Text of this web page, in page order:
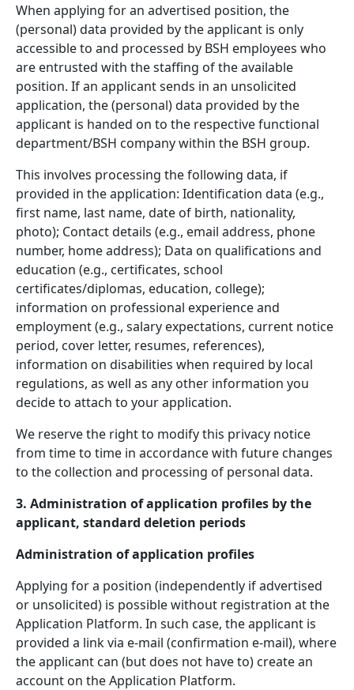
When applying for an advertised position, the
(personal) data provided by the applicant is only
accessible to and processed by BSH employees who
are entrusted with the staffing of the available
position. If an applicant sends in an unsolicited
application, the (personal) data provided by the
applicant is handed on to the respective functional
department/BSH company within the BSH group.
This involves processing the following data, if
provided in the application: Identification data (e.g.,
first name, last name, date of birth, nationality,
photo); Contact details (e.g., email address, phone
number, home address); Data on qualifications and
education (e.g., certificates, school
certificates/diplomas, education, college);
information on professional experience and
employment (e.g., salary expectations, current notice
period, cover letter, resumes, references),
information on disabilities when required by local
regulations, as well as any other information you
decide to attach to your application.
We reserve the right to modify this privacy notice
from time to time in accordance with future changes
to the collection and processing of personal data.
3. Administration of application profiles by the
applicant, standard deletion periods
Administration of application profiles
Applying for a position (independently if advertised
or unsolicited) is possible without registration at the
Application Platform. In such case, the applicant is
provided a link via e-mail (confirmation e-mail), where
the applicant can (but does not have to) create an
account on the Application Platform.